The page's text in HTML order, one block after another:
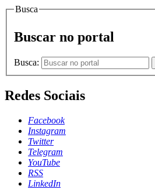
Busca
Buscar no portal
Busca:
Redes Sociais
Facebook
Instagram
Twitter
Telegram
YouTube
RSS
LinkedIn